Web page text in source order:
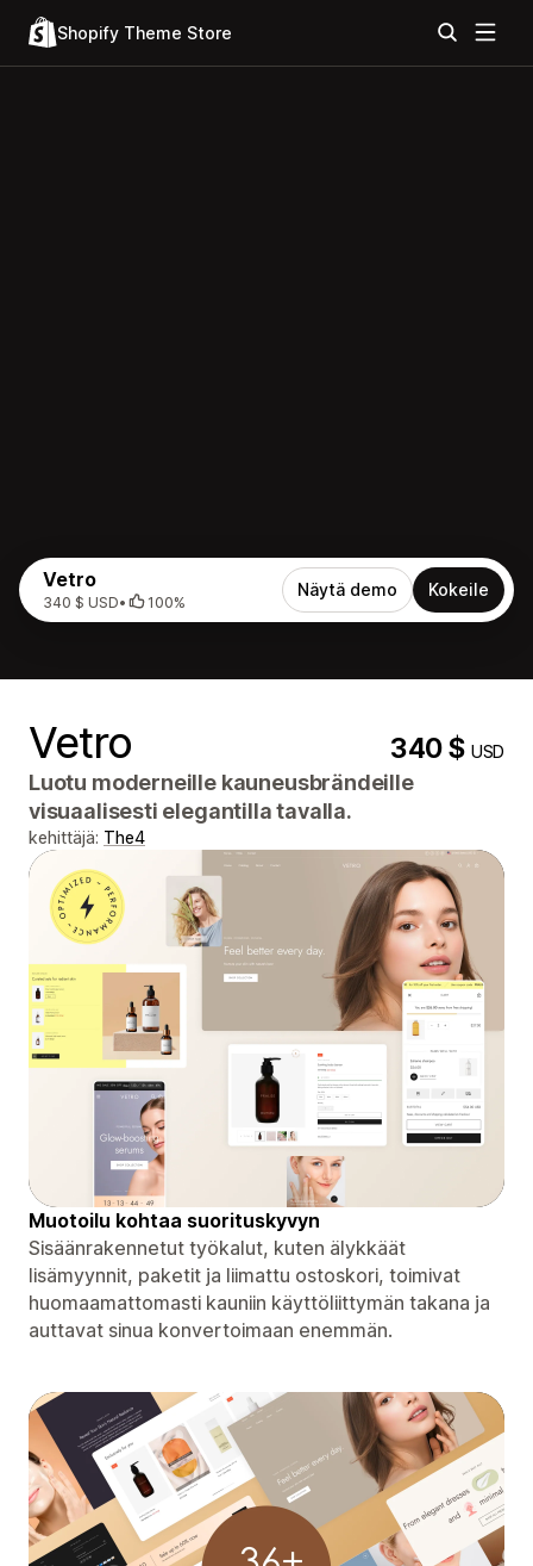
Shopify Theme Store
Vetro
340 $ USD• 100%
Näytä demo Kokeile
Vetro 340 $USD
Luotu moderneille kauneusbrändeille
visuaalisesti elegantilla tavalla.
kehittäjä: The4
Muotoilu kohtaa suorituskyvyn
Sisäänrakennetut työkalut, kuten älykkäät
lisämyynnit, paketit ja liimattu ostoskori, toimivat
huomaamattomasti kauniin käyttöliittymän takana ja
auttavat sinua konvertoimaan enemmän.